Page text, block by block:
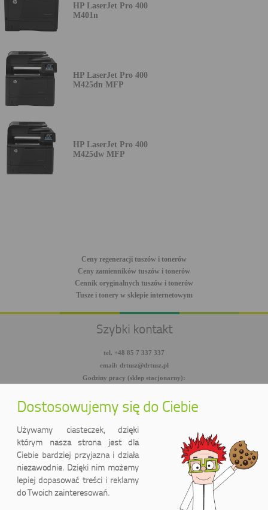
HP LaserJet Pro 400
M401n
HP LaserJet Pro 400
M425dn MFP
HP LaserJet Pro 400
M425dw MFP
Ceny regeneracji tuszów i tonerów
Ceny zamienników tuszów i tonerów
Cennik oryginalnych tuszów i tonerów
Tusze i tonery w sklepie internetowym
Szybki kontakt
tel. +48 85 7 337 337
email: drtusz@drtusz.pl
Godziny pracy (sklep stacjonarny):
facebook.com/DrTusz
youtube.com/DrTusz
Dostosowujemy się do Ciebie
Używamy ciasteczek, dzięki
którym nasza strona jest dla
Ciebie bardziej przyjazna i działa
niezawodnie. Dzięki nim możemy
lepiej dopasować treści i reklamy
do Twoich zainteresowań.